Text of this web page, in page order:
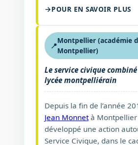
POUR EN SAVOIR PLUS
📍
Montpellier (académie
Montpellier)
Le service civique
lycée montpelliérain
Depuis la fin de l’année
Jean Monnetà Montpellier
développé une action
Service Civique, dans le